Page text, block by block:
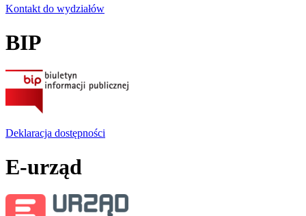
Kontakt do wydziałów
BIP
Deklaracja dostępności
E-urząd